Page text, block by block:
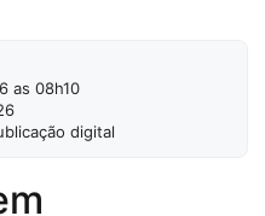
as 08h10
digital